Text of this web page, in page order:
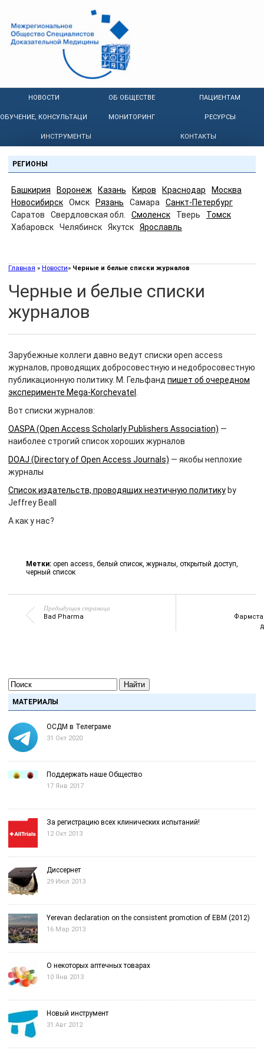
НОВОСТИ ОБ ОБЩЕСТВЕ ПАЦИЕНТАМ
ОБУЧЕНИЕ, КОНСУЛЬТАЦИИ МОНИТОРИНГ РЕСУРСЫ
ИНСТРУМЕНТЫ КОНТАКТЫ
РЕГИОНЫ
Башкирия Воронеж Казань Киров Краснодар
Москва
Новосибирск
Омск Рязань Самара
Санкт-Петербург
Саратов
Свердловская обл. Смоленск Тверь
Томск
Хабаровск
Челябинск Якутск Ярославль
Главная » Новости» Черные и белые списки журналов
Черные и белые списки
журналов
Зарубежные коллеги давно ведут списки open access
журналов, проводящих добросовестную и недобросовестную
публикационную политику. М. Гельфанд пишет об очередном
эксперименте Mega-Korchevatel
Вот списки журналов:
OASPA (Open Access Scholarly Publishers Association) —
наиболее строгий список хороших журналов
DOAJ (Directory of Open Access Journals) — якобы неплохие
журналы
Список издательств, проводящих неэтичную политику by
Jeffrey Beall
А как у нас?
Метки: open access, белый список, журналы, открытый доступ,
черный список
Предыдущая страница
Bad Pharma
Найти
МАТЕРИАЛЫ
ОСДМ в Телеграме
31 Окт 2020
Поддержать наше Общество
17 Янв 2017
За регистрацию всех клинических испытаний!
12 Окт 2013
Диссернет
29 Июл 2013
Yerevan declaration on the consistent promotion of EBM (2012)
16 Мар 2013
О некоторых аптечных товарах
10 Янв 2013
Новый инструмент
31 Авг 2012